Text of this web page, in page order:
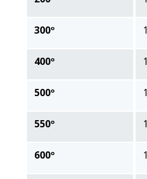
300º
400º
500º
550º
600º